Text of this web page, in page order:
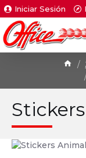
Iniciar Sesión